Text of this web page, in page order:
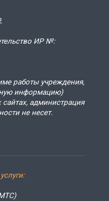
ИР №:
работы учреждения,
информацию)
администрация
не несет.